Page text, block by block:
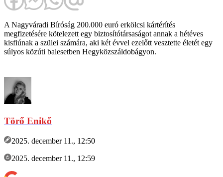
A Nagyváradi Bíróság 200.000 euró erkölcsi kártérítés
megfizetésére kötelezett egy biztosítótársaságot annak a hétéves
kisfiúnak a szülei számára, aki két évvel ezelőtt vesztette életét egy
súlyos közúti balesetben Hegyközszáldobágyon.
Törő Enikő
2025. december 11., 12:50
2025. december 11., 12:59